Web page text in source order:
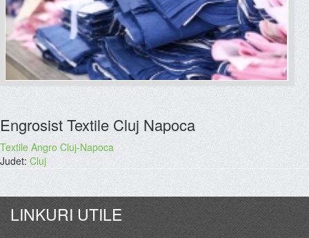
Engrosist Textile Cluj Napoca
Textile Angro Cluj-Napoca
Judet: Cluj
LINKURI UTILE